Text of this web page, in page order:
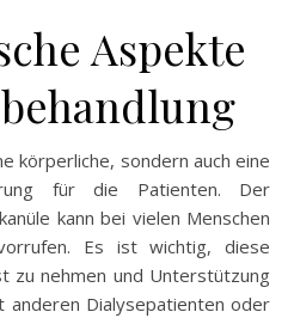
Aspekte
körperliche, sondern auch eine
für die Patienten. Der
kann bei vielen Menschen
Es ist wichtig, diese
zu nehmen und Unterstützung
anderen Dialysepatienten oder